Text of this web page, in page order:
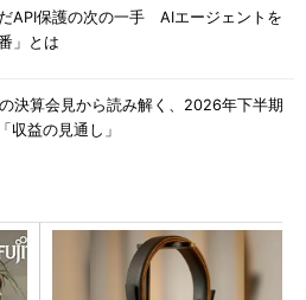
API保護の次の一手 AIエージェントを
」とは
決算会見から読み解く、2026年下半期
収益の見通し」